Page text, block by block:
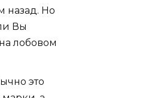
назад. Но
Вы
лобовом
это